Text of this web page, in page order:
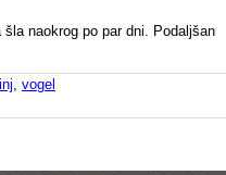
naokrog po par dni. Podaljšan
, vogel